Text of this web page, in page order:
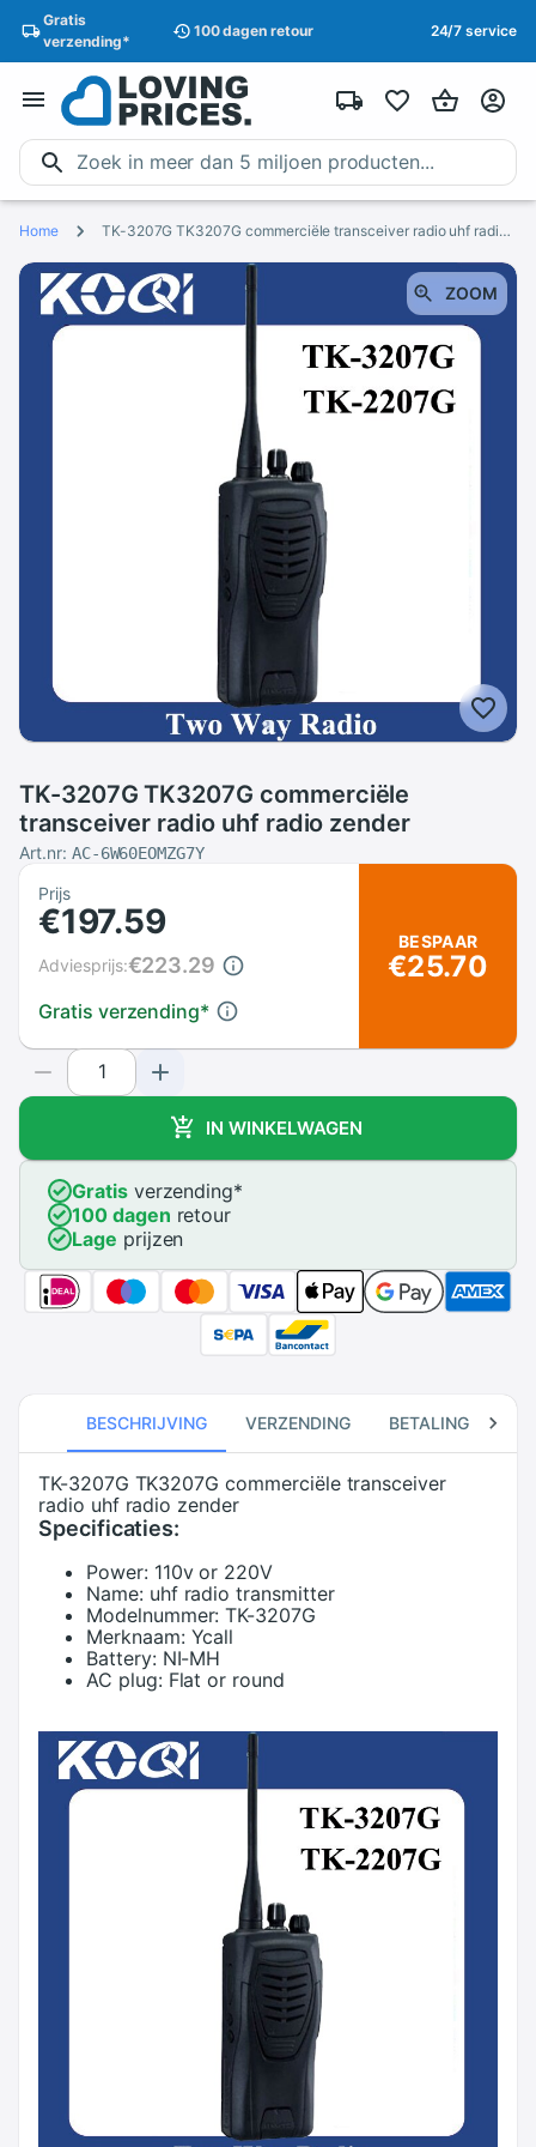
Gratis
verzending*
100 dagen retour 24/7 service
Home TK-3207G TK3207G commerciële transceiver radio uhf radio zender
ZOOM
TK-3207G TK3207G commerciële
transceiver radio uhf radio zender
Art.nr: AC-6W60EOMZG7Y
Prijs
€197.59
Gratis verzending*
Adviesprijs:€223.29
BESPAAR
€25.70
IN WINKELWAGEN
Gratisverzending*
100 dagen retour
Lage prijzen
BESCHRIJVING VERZENDING BETALING
TK-3207G TK3207G commerciële transceiver
radio uhf radio zender
Specificaties:
Power: 110v or 220V
Name: uhf radio transmitter
Modelnummer: TK-3207G
Merknaam: Ycall
Battery: NI-MH
AC plug: Flat or round